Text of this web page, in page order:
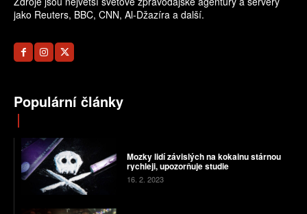
jako Reuters, BBC, CNN, Al-Džazíra a další.
Populární články
Mozky lidí závislých na kokainu stárnou
rychleji, upozorňuje studie
16. 2. 2023